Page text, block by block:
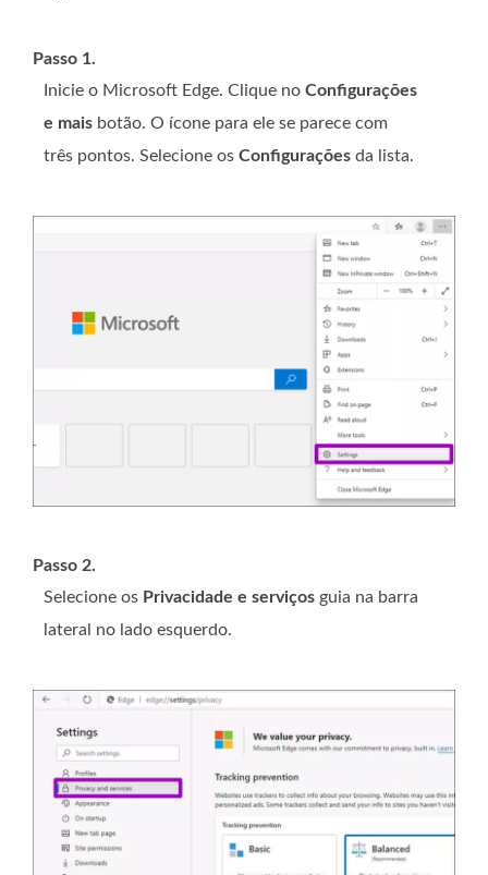
Passo 1.
Inicie o Microsoft Edge. Clique no Configurações
e mais botão. O ícone para ele se parece com
três pontos. Selecione os Configurações da lista.
Passo 2.
Selecione os Privacidade e serviços guia na barra
lateral no lado esquerdo.